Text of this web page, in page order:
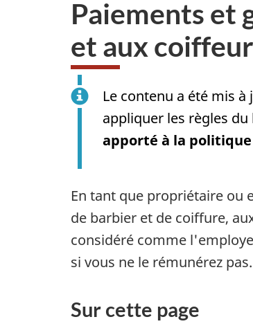
Paiements et
et aux
Le contenu a été mis
appliquer les règles
apporté à la
En tant que propriétaire ou
de barbier et de coiffure,
considéré comme
si vous ne le rémunérez pas.
Sur cette page